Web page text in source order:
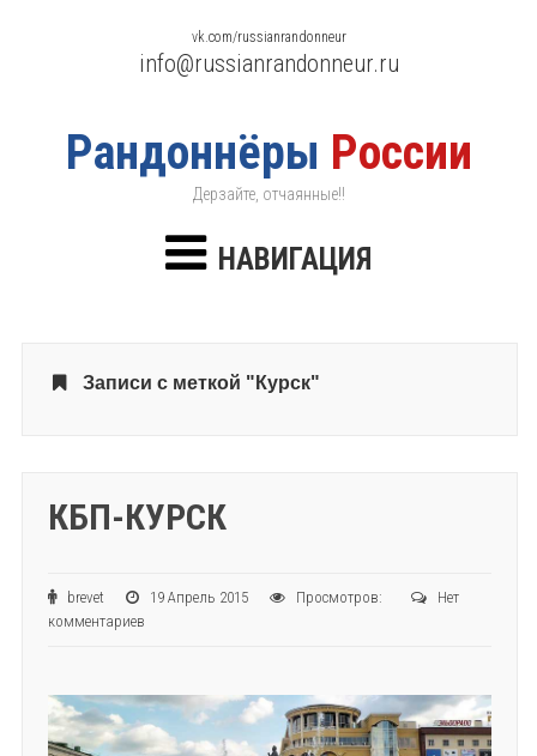
Рандоннёры России
Дерзайте, отчаянные!!
vk.com/russianrandonneur
info@russianrandonneur.ru
НАВИГАЦИЯ
Записи с меткой "Курск"
КБП-КУРСК
brevet 19 Апрель 2015 Просмотров:
Нет
комментариев